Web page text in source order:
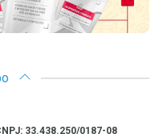
33.438.250/0187-08